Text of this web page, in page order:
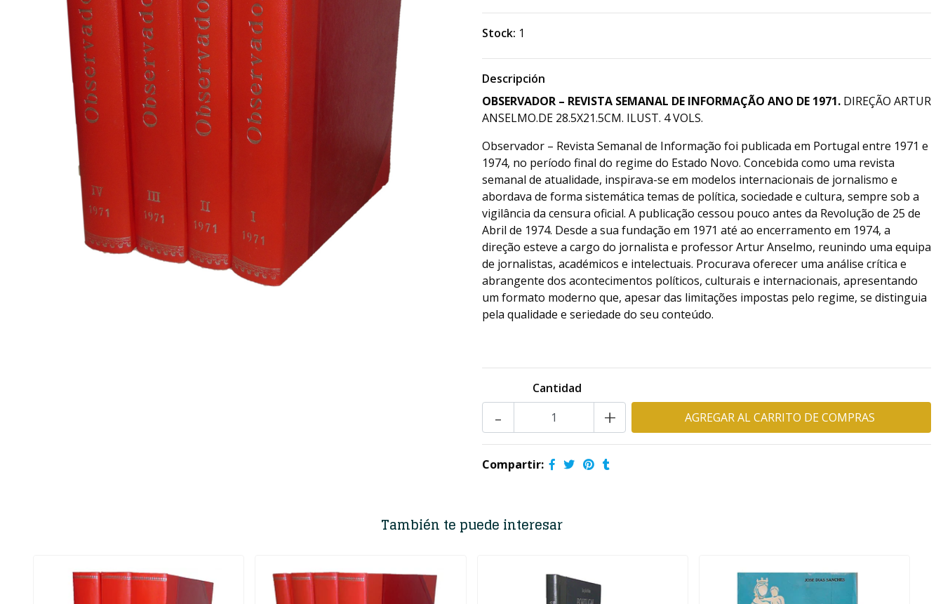
Stock: 1
Descripción
OBSERVADOR – REVISTA SEMANAL DE INFORMAÇÃO ANO DE 1971. DIREÇÃO ARTUR
ANSELMO.DE 28.5X21.5CM. ILUST. 4 VOLS.
Observador – Revista Semanal de Informação foi publicada em Portugal entre 1971 e
1974, no período final do regime do Estado Novo. Concebida como uma revista
semanal de atualidade, inspirava-se em modelos internacionais de jornalismo e
abordava de forma sistemática temas de política, sociedade e cultura, sempre sob a
vigilância da censura oficial. A publicação cessou pouco antes da Revolução de 25 de
Abril de 1974. Desde a sua fundação em 1971 até ao encerramento em 1974, a
direção esteve a cargo do jornalista e professor Artur Anselmo, reunindo uma equipa
de jornalistas, académicos e intelectuais. Procurava oferecer uma análise crítica e
abrangente dos acontecimentos políticos, culturais e internacionais, apresentando
um formato moderno que, apesar das limitações impostas pelo regime, se distinguia
pela qualidade e seriedade do seu conteúdo.
Cantidad
+
-
Compartir:
También te puede interesar